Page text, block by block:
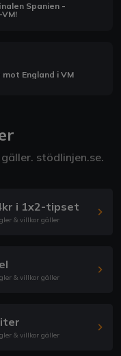
Spanien -
England i VM
stödlinjen.se.
i 1x2-tipset
& villkor gäller
& villkor gäller
& villkor gäller